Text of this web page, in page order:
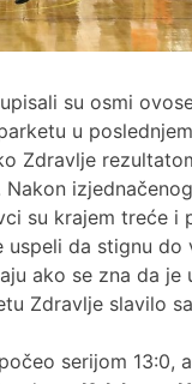
su osmi
u
Zdravlje
Nakon
su krajem treće i
uspeli da stignu do
ako se zna da je
Zdravlje slavilo
serijom 13:0,